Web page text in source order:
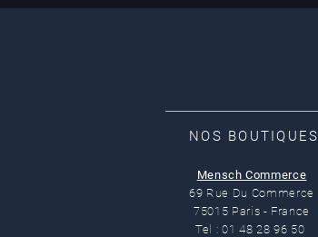
NOS BOUTIQUES
Mensch Commerce
69 Rue Du Commerce
75015 Paris - France
Tel : 01 48 28 96 50